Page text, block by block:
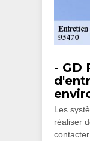
- GD
Les
réaliser